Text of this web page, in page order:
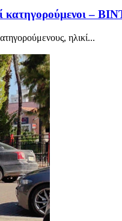
κατηγορούμενοι –
ηλικί...